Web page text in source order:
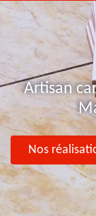
Artisan
Nos